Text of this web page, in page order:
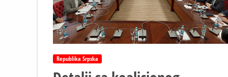
se
u
Republika Srpska